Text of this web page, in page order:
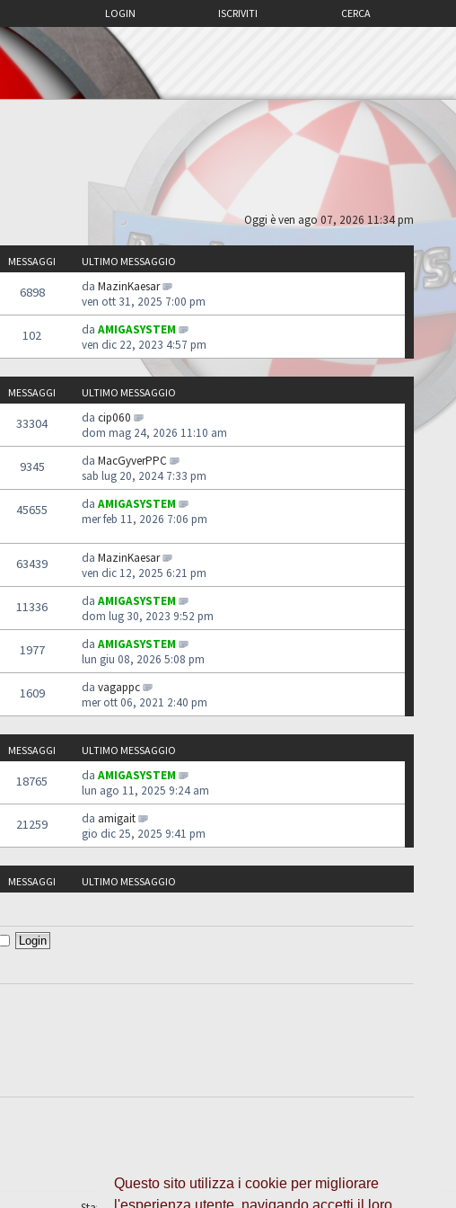
Questo sito utilizza i cookie per migliorare
l'esperienza utente, navigando accetti il loro
CERCA
ISCRIVITI
LOGIN
Oggi è ven ago 07, 2026 11:34 pm
MESSAGGI ULTIMO MESSAGGIO
6898 da MazinKaesar
ven ott 31, 2025 7:00 pm
102 da AMIGASYSTEM
ven dic 22, 2023 4:57 pm
MESSAGGI ULTIMO MESSAGGIO
33304 da cip060
dom mag 24, 2026 11:10 am
9345 da MacGyverPPC
sab lug 20, 2024 7:33 pm
45655 da AMIGASYSTEM
mer feb 11, 2026 7:06 pm
63439 da MazinKaesar
ven dic 12, 2025 6:21 pm
11336 da AMIGASYSTEM
dom lug 30, 2023 9:52 pm
1977 da AMIGASYSTEM
lun giu 08, 2026 5:08 pm
1609 da vagappc
mer ott 06, 2021 2:40 pm
MESSAGGI ULTIMO MESSAGGIO
18765 da AMIGASYSTEM
lun ago 11, 2025 9:24 am
21259 da amigait
gio dic 25, 2025 9:41 pm
MESSAGGI ULTIMO MESSAGGIO